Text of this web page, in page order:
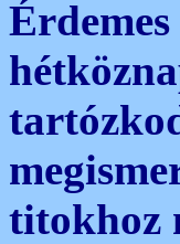
titokhoz